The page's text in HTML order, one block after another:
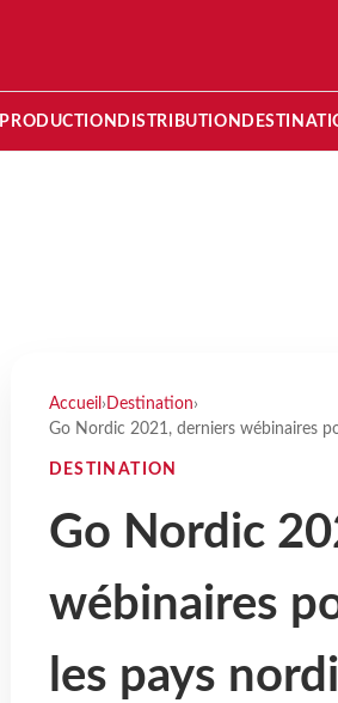
PRODUCTION DISTRIBUTION
Accueil › Destination›
Go Nordic 2021, derniers wébinaires
DESTINATION
Go Nordic
wébinaires
les pays